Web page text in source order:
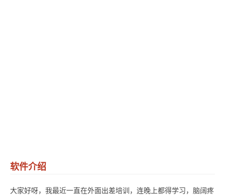
软件介绍
大家好呀，我最近一直在外面出差培训，连晚上都得学习，脑阔疼